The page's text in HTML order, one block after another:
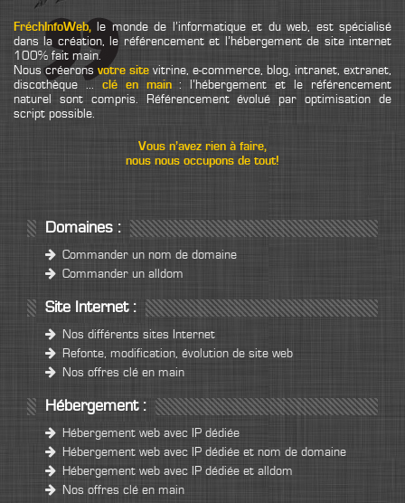
FréchInfoWeb, le monde de l’informatique et du web, est spécialisé
dans la création, le référencement et l’hébergement de site internet
100% fait main.
Nous créerons votre site vitrine, e-commerce, blog, intranet, extranet,
discothèque ... clé en main: l’hébergement et le référencement
naturel sont compris. Référencement évolué par optimisation de
script possible.
Vous n’avez rien à faire,
nous nous occupons de tout!
Domaines :
Commander un nom de domaine
Commander un alldom
Site Internet :
Nos différents sites Internet
Refonte, modification, évolution de site web
Nos offres clé en main
Hébergement :
Hébergement web avec IP dédiée
Hébergement web avec IP dédiée et nom de domaine
Hébergement web avec IP dédiée et alldom
Nos offres clé en main